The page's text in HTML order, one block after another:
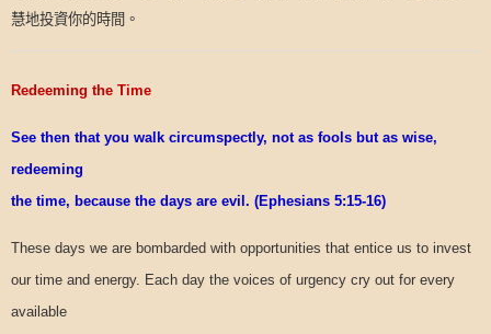
慧地投資你的時間。
Redeeming the Time
See then that you walk circumspectly, not as fools but as wise,
redeeming
the time, because the days are evil. (Ephesians 5:15-16)
These days we are bombarded with opportunities that entice us to invest
our time and energy. Each day the voices of urgency cry out for every
available